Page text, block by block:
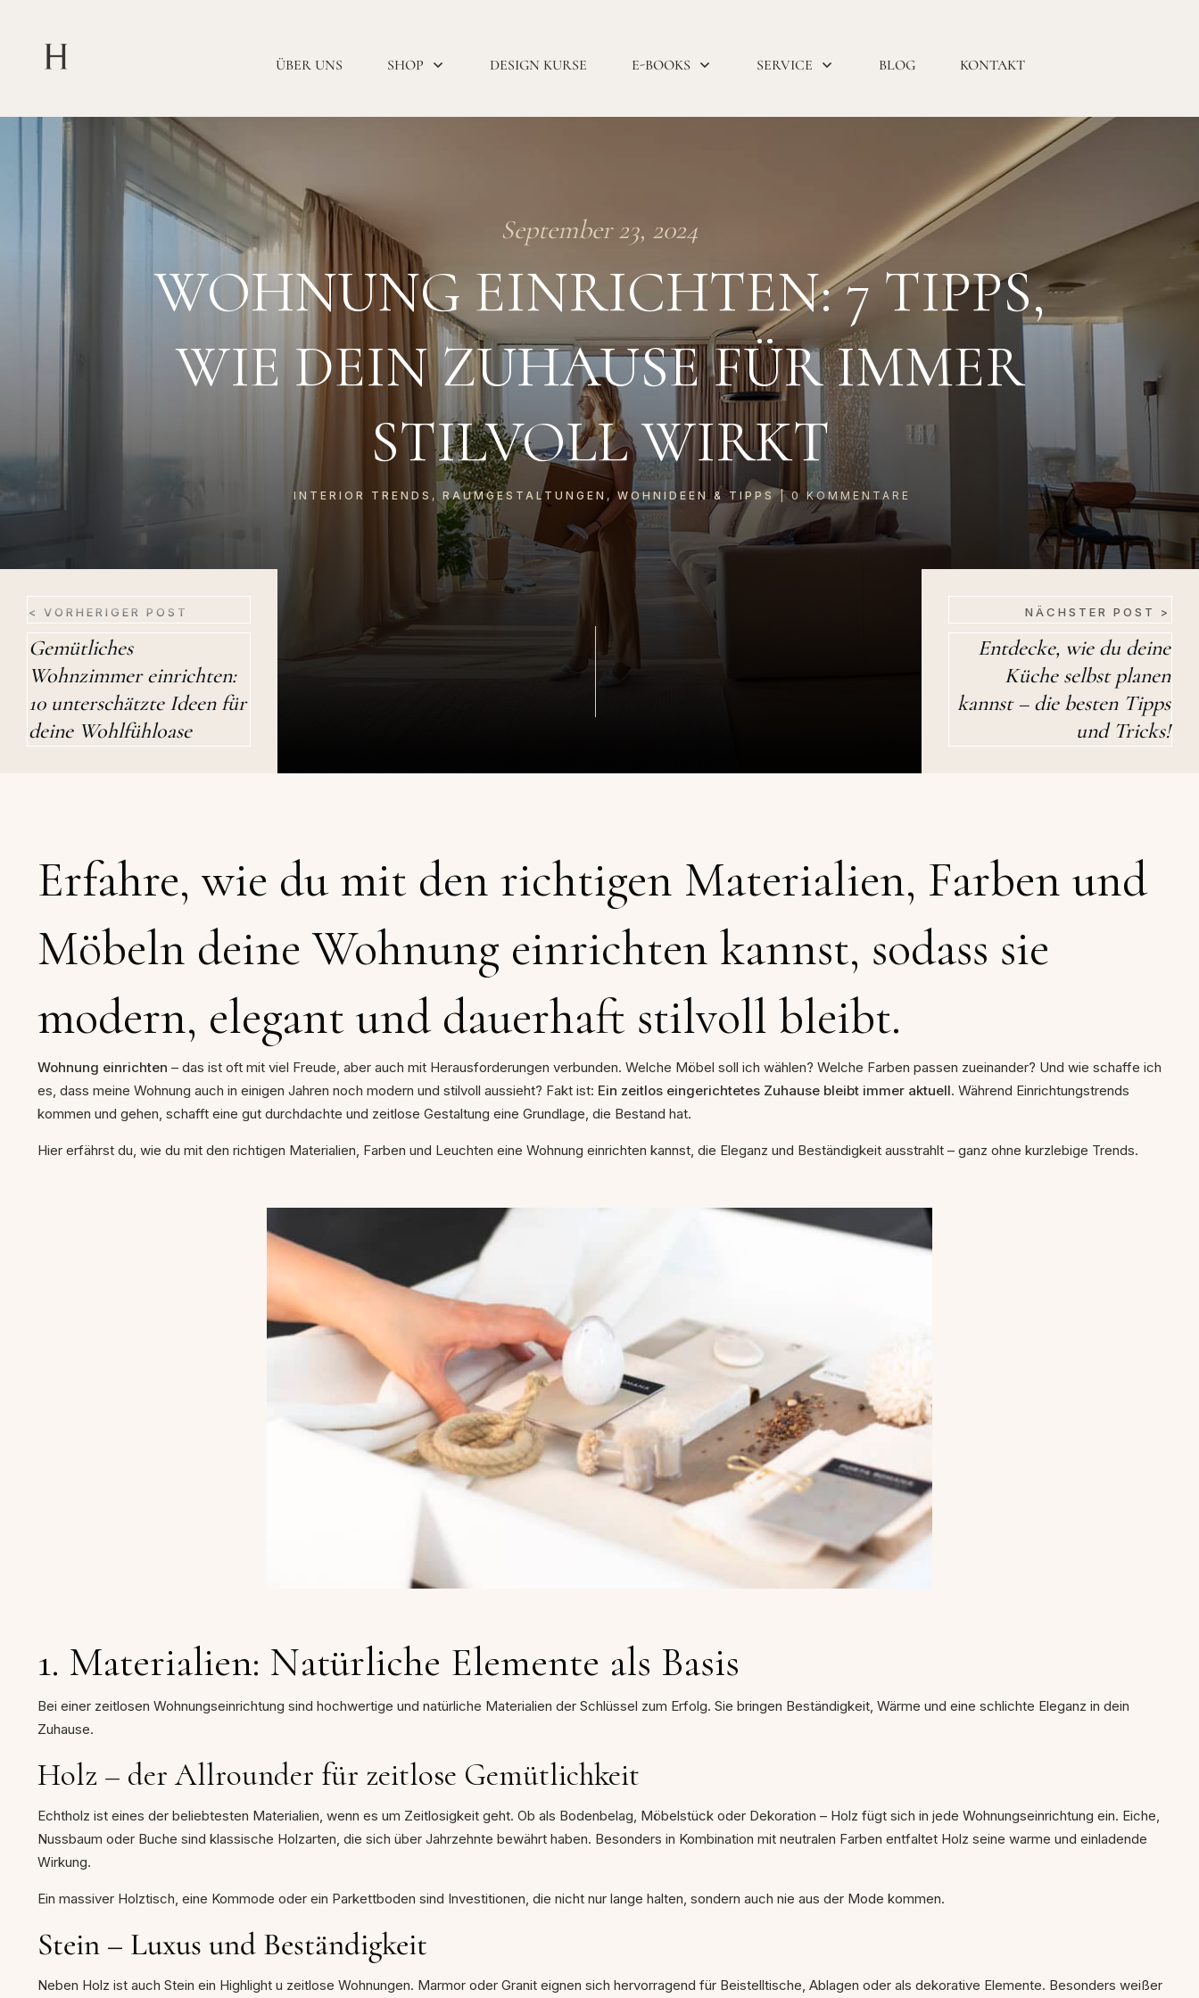
ÜBER UNS SHOP DESIGN KURSE E-BOOKS SERVICE BLOG KONTAKT
September 23, 2024
WOHNUNG EINRICHTEN: 7 TIPPS,
WIE DEIN ZUHAUSE FÜR IMMER
STILVOLL WIRKT
INTERIOR TRENDS , RAUMGESTALTUNGEN ,WOHNIDEEN & TIPPS| 0 KOMMENTARE
< VORHERIGER POST
Gemütliches
Wohnzimmer einrichten:
10 unterschätzte Ideen für
deine Wohlfühloase
NÄCHSTER POST >
Entdecke, wie du deine
Küche selbst planen
kannst – die besten Tipps
und Tricks!
Erfahre, wie du mit den richtigen Materialien, Farben und
Möbeln deine Wohnung einrichten kannst, sodass sie
modern, elegant und dauerhaft stilvoll bleibt.
Wohnung einrichten – das ist oft mit viel Freude, aber auch mit Herausforderungen verbunden. Welche Möbel soll ich wählen? Welche Farben passen zueinander? Und wie schaffe ich
es, dass meine Wohnung auch in einigen Jahren noch modern und stilvoll aussieht? Fakt ist: Ein zeitlos eingerichtetes Zuhause bleibt immer aktuell. Während Einrichtungstrends
kommen und gehen, schafft eine gut durchdachte und zeitlose Gestaltung eine Grundlage, die Bestand hat.
Hier erfährst du, wie du mit den richtigen Materialien, Farben und Leuchten eine Wohnung einrichten kannst, die Eleganz und Beständigkeit ausstrahlt – ganz ohne kurzlebige Trends.
1. Materialien: Natürliche Elemente als Basis
Bei einer zeitlosen Wohnungseinrichtung sind hochwertige und natürliche Materialien der Schlüssel zum Erfolg. Sie bringen Beständigkeit, Wärme und eine schlichte Eleganz in dein
Zuhause.
Holz – der Allrounder für zeitlose Gemütlichkeit
Echtholz ist eines der beliebtesten Materialien, wenn es um Zeitlosigkeit geht. Ob als Bodenbelag, Möbelstück oder Dekoration – Holz fügt sich in jede Wohnungseinrichtung ein. Eiche,
Nussbaum oder Buche sind klassische Holzarten, die sich über Jahrzehnte bewährt haben. Besonders in Kombination mit neutralen Farben entfaltet Holz seine warme und einladende
Wirkung.
Ein massiver Holztisch, eine Kommode oder ein Parkettboden sind Investitionen, die nicht nur lange halten, sondern auch nie aus der Mode kommen.
Stein – Luxus und Beständigkeit
Neben Holz ist auch Stein ein Highlight u zeitlose Wohnungen. Marmor oder Granit eignen sich hervorragend für Beistelltische, Ablagen oder als dekorative Elemente. Besonders weißer